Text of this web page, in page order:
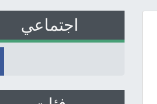
اجتماعي